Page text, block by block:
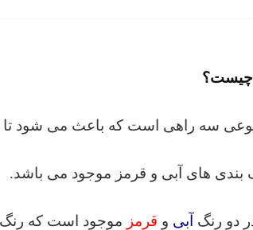
چیست؟
نوعی سه راهی است که باعث می شود تا
بندی های آبی و قرمز موجود می باشد.
دو رنگ آبی و قرمز موجود است که رنگ